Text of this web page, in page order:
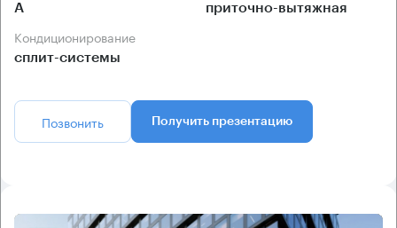
А приточно-вытяжная
Кондиционирование
сплит-системы
Позвонить Получить презентацию